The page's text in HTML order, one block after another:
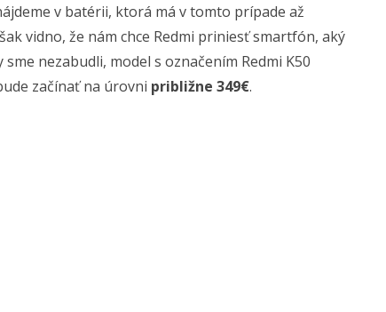
v batérii, ktorá má v tomto prípade až
vidno, že nám chce Redmi priniesť smartfón, aký
nezabudli, model s označením Redmi K50
začínať na úrovni približne 349€.